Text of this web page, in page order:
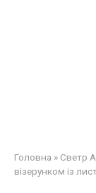
Головна » Светр
візерунком із